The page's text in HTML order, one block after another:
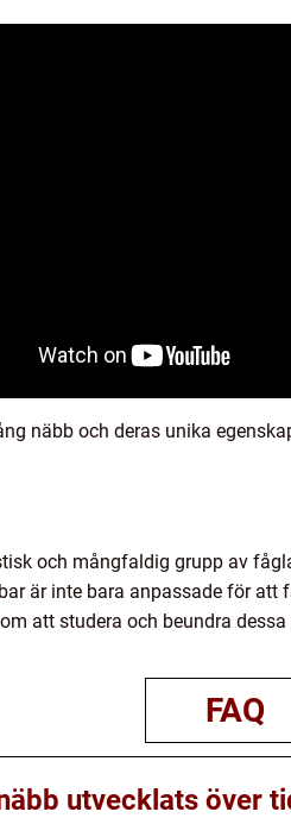
näbb och deras unika
och mångfaldig grupp av
är inte bara anpassade för
att studera och beundra
FAQ
utvecklats över